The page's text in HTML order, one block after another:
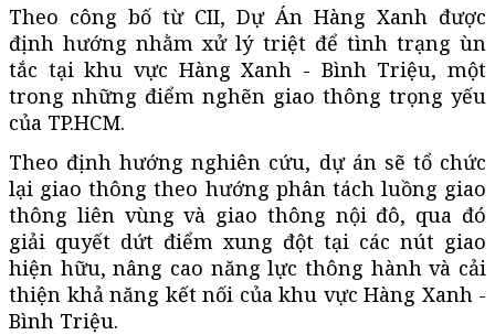
Theo công bố từ CII, Dự Án Hàng Xanh được
định hướng nhằm xử lý triệt để tình trạng ùn
tắc tại khu vực Hàng Xanh - Bình Triệu, một
trong những điểm nghẽn giao thông trọng yếu
của TP.HCM.
Theo định hướng nghiên cứu, dự án sẽ tổ chức
lại giao thông theo hướng phân tách luồng giao
thông liên vùng và giao thông nội đô, qua đó
giải quyết dứt điểm xung đột tại các nút giao
hiện hữu, nâng cao năng lực thông hành và cải
thiện khả năng kết nối của khu vực Hàng Xanh -
Bình Triệu.